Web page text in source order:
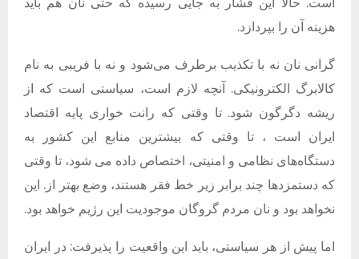
هزینه آن را بپردازد.
گرانی نان نه با تکذیب برطرف می‌شود و نه با فریبی به نام
کالابرگ الکترونیکی. آنچه لازم است، سیاستی است که از
ریشه دگرگون شود. تا وقتی که رانت خواری پایه اقتصاد
ایران است ، تا وقتی که بیشترین منابع این کشور به
دستگاه‌های نظامی و امنیتی، اختصاص داده می شود، تا وقتی
که دستمزدها چند برابر زیر خط فقر هستند، وضع بهتر از. این
نخواهد بود و نان مردم گروگان موجودیت این رژیم خواهد بود.
اما پیش از هر سیاستی، باید این واقعیت را پذیرفت: در ایران